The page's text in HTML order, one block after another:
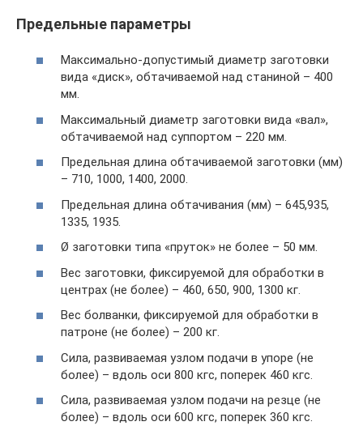
Предельные параметры
Максимально-допустимый диаметр заготовки
вида «диск», обтачиваемой над станиной – 400
мм.
Максимальный диаметр заготовки вида «вал»,
обтачиваемой над суппортом – 220 мм.
Предельная длина обтачиваемой заготовки (мм)
– 710, 1000, 1400, 2000.
Предельная длина обтачивания (мм) – 645,935,
1335, 1935.
Ø заготовки типа «пруток» не более – 50 мм.
Вес заготовки, фиксируемой для обработки в
центрах (не более) – 460, 650, 900, 1300 кг.
Вес болванки, фиксируемой для обработки в
патроне (не более) – 200 кг.
Сила, развиваемая узлом подачи в упоре (не
более) – вдоль оси 800 кгс, поперек 460 кгс.
Сила, развиваемая узлом подачи на резце (не
более) – вдоль оси 600 кгс, поперек 360 кгс.